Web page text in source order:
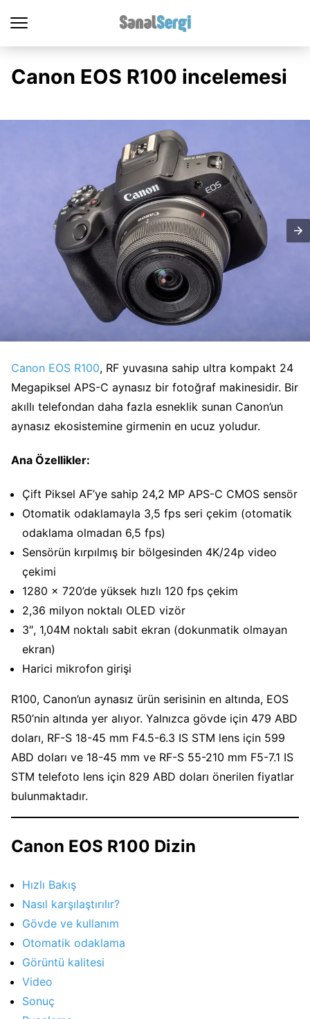
Canon EOS R100 incelemesi
Canon EOS R100, RF yuvasına sahip ultra kompakt 24
Megapiksel APS-C aynasız bir fotoğraf makinesidir. Bir
akıllı telefondan daha fazla esneklik sunan Canon’un
aynasız ekosistemine girmenin en ucuz yoludur.
Ana Özellikler:
Çift Piksel AF’ye sahip 24,2 MP APS-C CMOS sensör
Otomatik odaklamayla 3,5 fps seri çekim (otomatik
odaklama olmadan 6,5 fps)
Sensörün kırpılmış bir bölgesinden 4K/24p video
çekimi
1280 x 720’de yüksek hızlı 120 fps çekim
2,36 milyon noktalı OLED vizör
3″, 1,04M noktalı sabit ekran (dokunmatik olmayan
ekran)
Harici mikrofon girişi
R100, Canon’un aynasız ürün serisinin en altında, EOS
R50’nin altında yer alıyor. Yalnızca gövde için 479 ABD
doları, RF-S 18-45 mm F4.5-6.3 IS STM lens için 599
ABD doları ve 18-45 mm ve RF-S 55-210 mm F5-7.1 IS
STM telefoto lens için 829 ABD doları önerilen fiyatlar
bulunmaktadır.
Canon EOS R100 Dizin
Hızlı Bakış
Nasıl karşılaştırılır?
Gövde ve kullanım
Otomatik odaklama
Görüntü kalitesi
Video
Sonuç